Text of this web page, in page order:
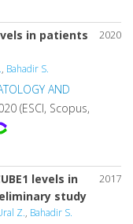
2020
in patients
, Bahadir S.
AND
(ESCI, Scopus,
2017
levels in
study
Z., Bahadir S.